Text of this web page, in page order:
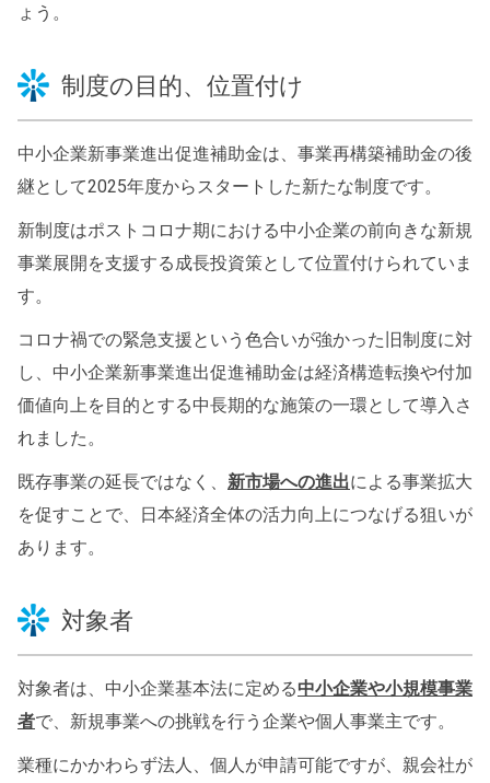
ょう。
制度の目的、位置付け
中小企業新事業進出促進補助金は、事業再構築補助金の後
継として2025年度からスタートした新たな制度です。
新制度はポストコロナ期における中小企業の前向きな新規
事業展開を支援する成長投資策として位置付けられていま
す。
コロナ禍での緊急支援という色合いが強かった旧制度に対
し、中小企業新事業進出促進補助金は経済構造転換や付加
価値向上を目的とする中長期的な施策の一環として導入さ
れました。
既存事業の延長ではなく、 新市場への進出による事業拡大
を促すことで、日本経済全体の活力向上につなげる狙いが
あります。
対象者
対象者は、中小企業基本法に定める中小企業や小規模事業
者で、新規事業への挑戦を行う企業や個人事業主です。
業種にかかわらず法人、個人が申請可能ですが、親会社が